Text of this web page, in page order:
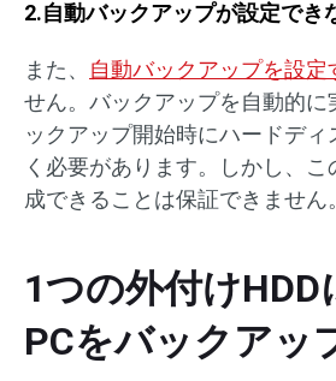
2.自動バックアップが設定でき
また、 自動バックアップを設定
せん。バックアップを自動的に
ックアップ開始時にハードデ
く必要があります。しかし、こ
成できることは保証できません。
1つの外付けHDD
PCをバックアッ